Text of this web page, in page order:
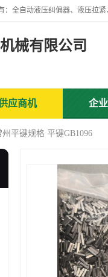
械有限公司
应商机 企
州平键规格 平键GB1096